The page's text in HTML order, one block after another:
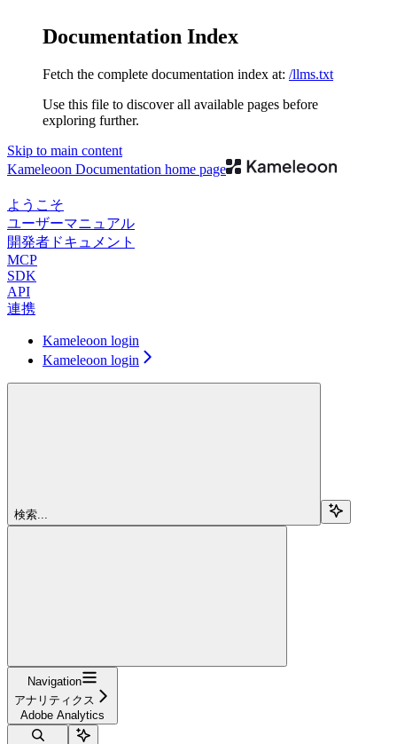
Documentation Index
Fetch the complete documentation index at: /llms.txt
Use this file to discover all available pages before
exploring further.
Skip to main content
Kameleoon Documentation home page
ようこそ
ユーザーマニュアル
開発者ドキュメント
MCP
SDK
API
連携
Kameleoon login
Kameleoon login
検索...
Navigation
アナリティクス
Adobe Analytics